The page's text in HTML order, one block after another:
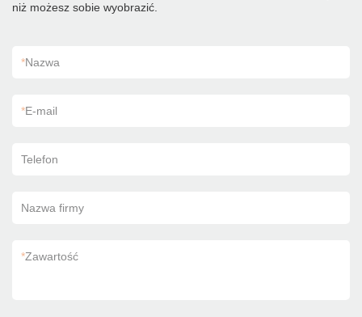
niż możesz sobie wyobrazić.
*Nazwa
*E-mail
Telefon
Nazwa firmy
*Zawartość